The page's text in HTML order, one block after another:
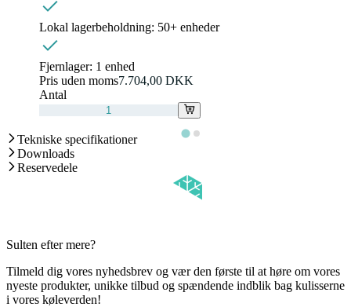
Lokal lagerbeholdning: 50+ enheder
Fjernlager: 1 enhed
Pris uden moms7.704,00 DKK
Antal
Tekniske specifikationer
Downloads
Reservedele
Sulten efter mere?
Tilmeld dig vores nyhedsbrev og vær den første til at høre om vores
nyeste produkter, unikke tilbud og spændende indblik bag kulisserne
i vores køleverden!